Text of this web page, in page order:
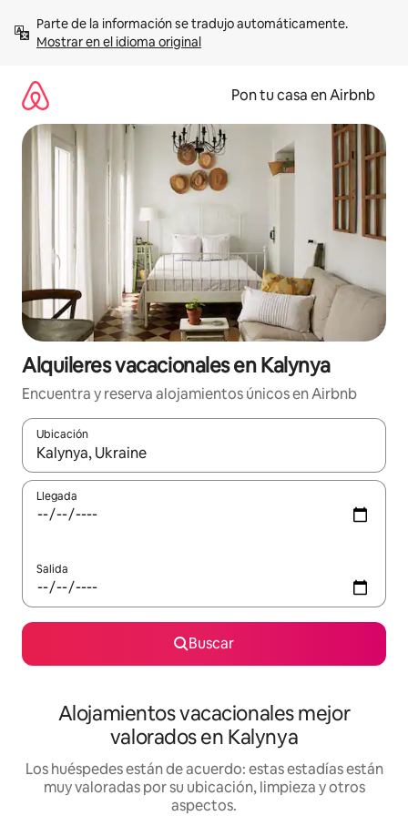
contenidoMostrar en el idioma original
Pon tu casa en Airbnb
Alquileres vacacionales en Kalynya
Encuentra y reserva alojamientos únicos en Airbnb
Ubicación
Cuando los resultados estén disponibles, navega con las
Llegada
Salida
Buscar
Alojamientos vacacionales mejor
valorados en Kalynya
Los huéspedes están de acuerdo: estas estadías están
muy valoradas por su ubicación, limpieza y otros
aspectos.